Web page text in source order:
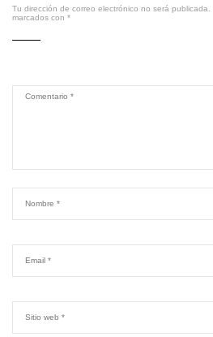
Tu dirección de correo electrónico no será publicada.
marcados con *